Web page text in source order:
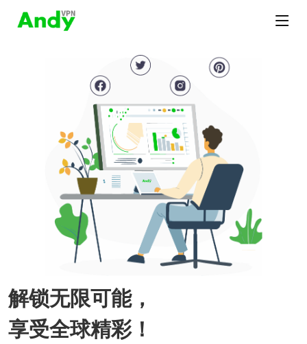
解锁无限可能，
享受全球精彩！